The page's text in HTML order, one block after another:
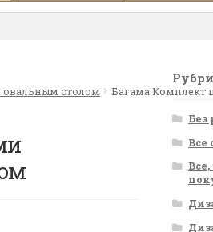
столом
Багама Комплект
Без
Все